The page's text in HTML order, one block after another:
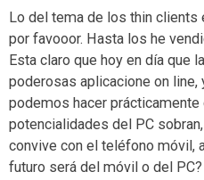
Lo del tema de los thin clients
por favooor. Hasta los he
Esta claro que hoy en día que
poderosas aplicacione on line,
podemos hacer
potencialidades del PC
convive con el teléfono móvil,
futuro será del móvil o del PC?